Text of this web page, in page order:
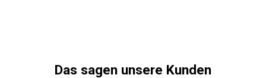
Das sagen unsere Kunden